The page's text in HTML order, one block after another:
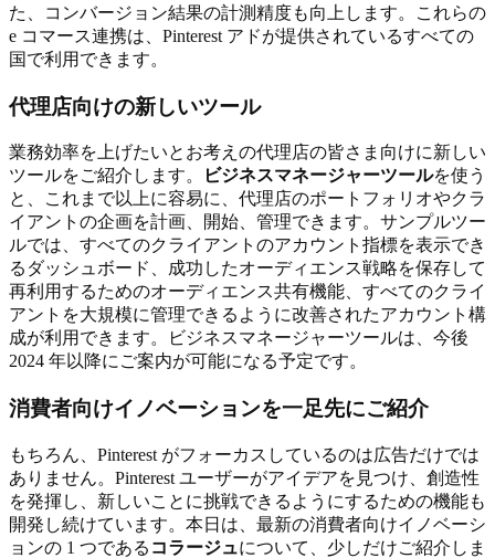
た、コンバージョン結果の計測精度も向上します。これらの
e コマース連携は、Pinterest アドが提供されているすべての
国で利用できます。
代理店向けの新しいツール
業務効率を上げたいとお考えの代理店の皆さま向けに新しい
ツールをご紹介します。
ビジネスマネージャーツールを使う
と、これまで以上に容易に、代理店のポートフォリオやクラ
イアントの企画を計画、開始、管理できます。サンプルツー
ルでは、すべてのクライアントのアカウント指標を表示でき
るダッシュボード、成功したオーディエンス戦略を保存して
再利用するためのオーディエンス共有機能、すべてのクライ
アントを大規模に管理できるように改善されたアカウント構
成が利用できます。ビジネスマネージャーツールは、今後
2024 年以降にご案内が可能になる予定です。
消費者向けイノベーションを一足先にご紹介
もちろん、Pinterest がフォーカスしているのは広告だけでは
ありません。Pinterest ユーザーがアイデアを見つけ、創造性
を発揮し、新しいことに挑戦できるようにするための機能も
開発し続けています。本日は、最新の消費者向けイノベーシ
ョンの 1 つである コラージュについて、少しだけご紹介しま